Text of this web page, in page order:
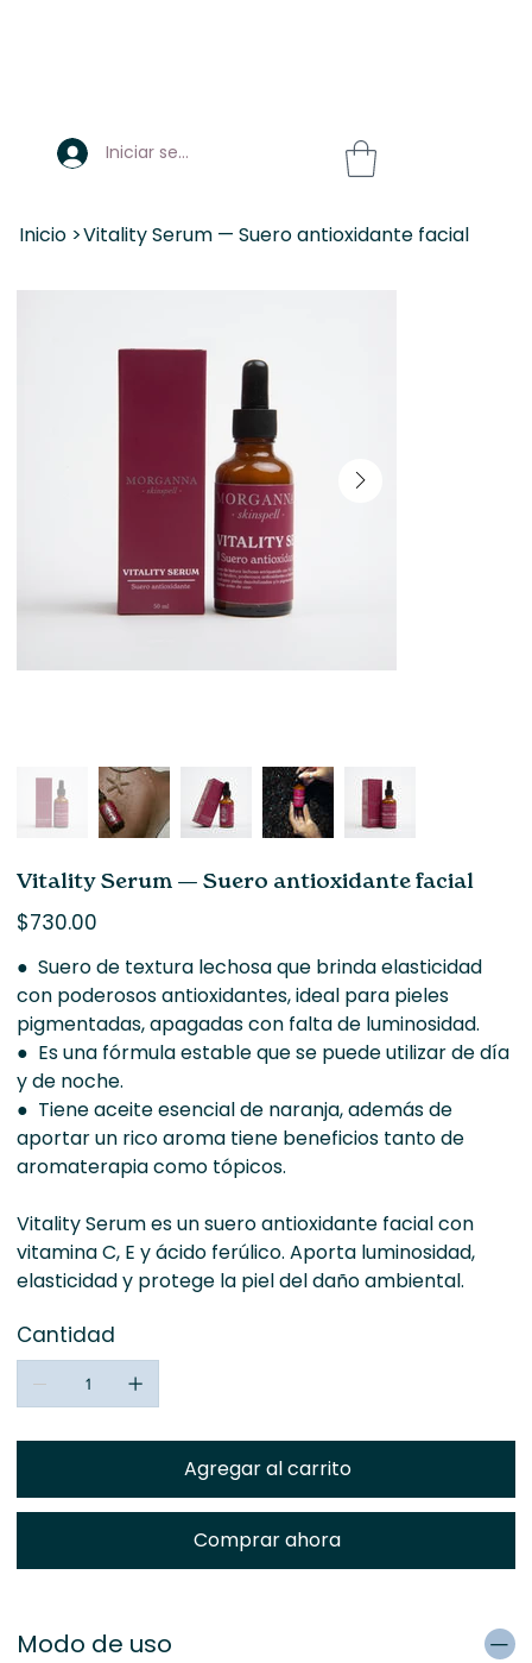
Iniciar sesión
Inicio >Vitality Serum — Suero antioxidante facial
Vitality Serum — Suero antioxidante facial
Precio
$730.00
● Suero de textura lechosa que brinda elasticidad
con poderosos antioxidantes, ideal para pieles
pigmentadas, apagadas con falta de luminosidad.
● Es una fórmula estable que se puede utilizar de día
y de noche.
● Tiene aceite esencial de naranja, además de
aportar un rico aroma tiene beneficios tanto de
aromaterapia como tópicos.
Vitality Serum es un suero antioxidante facial con
vitamina C, E y ácido ferúlico. Aporta luminosidad,
elasticidad y protege la piel del daño ambiental.
Cantidad
Agregar al carrito
Comprar ahora
Modo de uso